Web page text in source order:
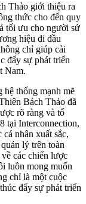
Thảo giới thiệu ra
thức cho đến quy
tối ưu cho người sử
hiệu đi đầu
chỉ giúp cải
đẩy sự phát triển
Nam.
hệ thống mạnh mẽ
Bách Thảo đã
rõ ràng và tổ
tại Interconnection,
nhân xuất sắc,
lý trên toàn
các chiến lược
luôn mong muốn
chỉ là một cuộc
đẩy sự phát triển